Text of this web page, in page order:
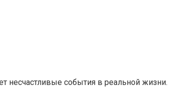
несчастливые события в реальной жизни.